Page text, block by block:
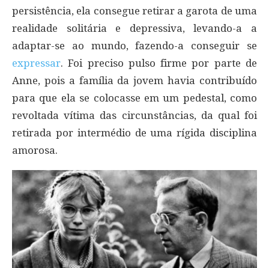
persistência, ela consegue retirar a garota de uma
realidade solitária e depressiva, levando-a a
adaptar-se ao mundo, fazendo-a conseguir se
expressar. Foi preciso pulso firme por parte de
Anne, pois a família da jovem havia contribuído
para que ela se colocasse em um pedestal, como
revoltada vítima das circunstâncias, da qual foi
retirada por intermédio de uma rígida disciplina
amorosa.